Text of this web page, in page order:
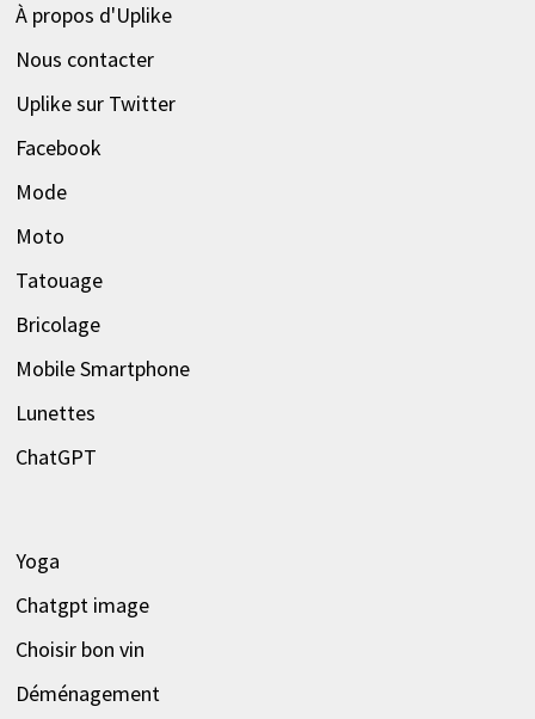
À propos d'Uplike
Nous contacter
Uplike sur Twitter
Facebook
Mode
Moto
Tatouage
Bricolage
Mobile Smartphone
Lunettes
ChatGPT
Yoga
Chatgpt image
Choisir bon vin
Déménagement